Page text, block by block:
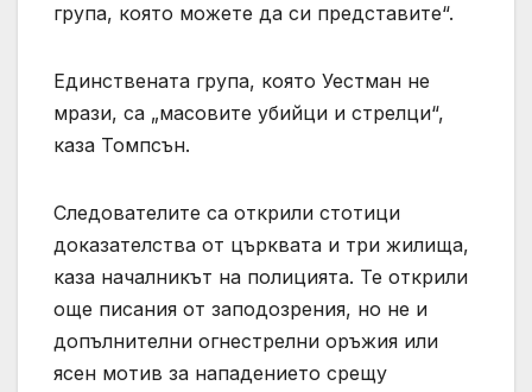
група, която можете да си представите“.
Единствената група, която Уестман не
мрази, са „масовите убийци и стрелци“,
каза Томпсън.
Следователите са открили стотици
доказателства от църквата и три жилища,
каза началникът на полицията. Те открили
още писания от заподозрения, но не и
допълнителни огнестрелни оръжия или
ясен мотив за нападението срещу